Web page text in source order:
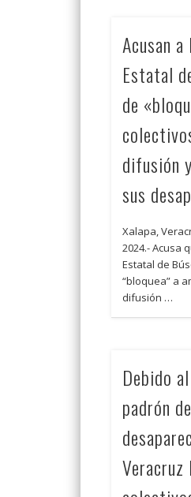
Acusan
Estatal
de
difusión
sus
Xalapa,
2024.- Acusa
Estatal de
“bloquea” a
difusión …
Debido
padrón
Veracruz